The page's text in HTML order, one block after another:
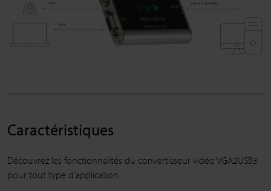
Caractéristiques
Découvrez les fonctionnalités du convertisseur vidéo VGA2USB3
pour tout type d’application :